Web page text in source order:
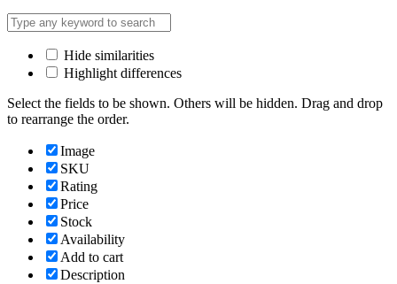
Hide similarities
Highlight differences
Select the fields to be shown. Others will be hidden. Drag and drop
to rearrange the order.
Image
SKU
Rating
Price
Stock
Availability
Add to cart
Description